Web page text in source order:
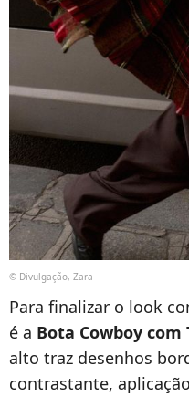
© Divulgação, Zara
Para finalizar o look
é a Bota Cowboy com
alto traz desenhos
contrastante,